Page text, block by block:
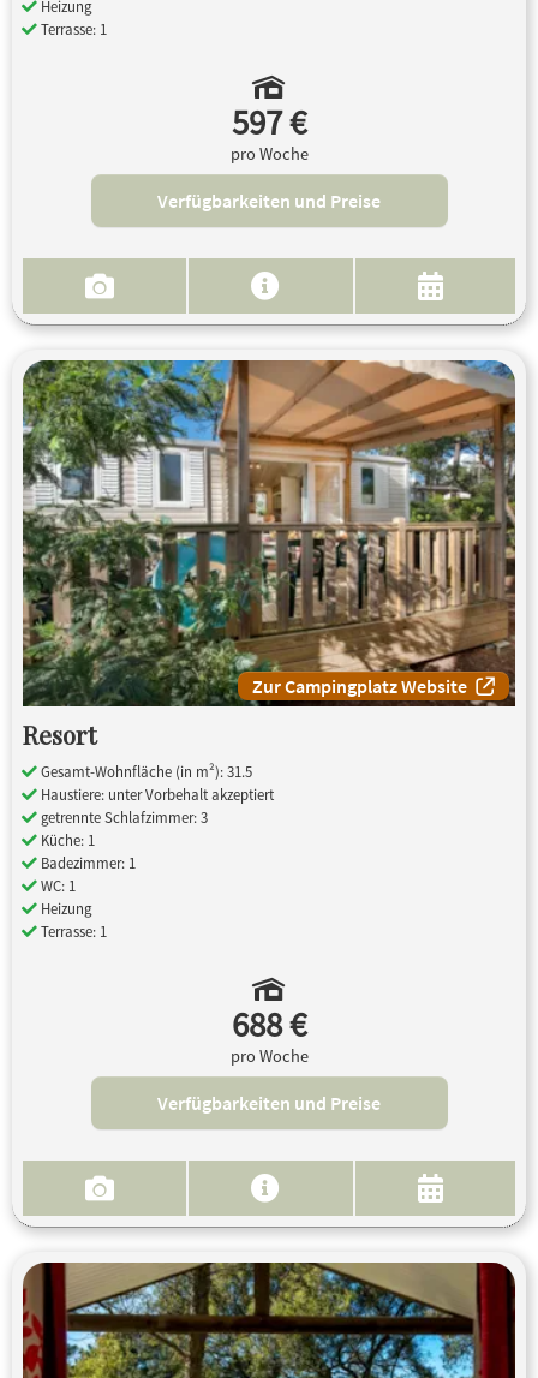
Heizung
Terrasse: 1
597 €
pro Woche
Verfügbarkeiten und Preise
Zur Campingplatz Website
Resort
Gesamt-Wohnfläche (in m²): 31.5
Haustiere: unter Vorbehalt akzeptiert
getrennte Schlafzimmer: 3
Küche: 1
Badezimmer: 1
WC: 1
Heizung
Terrasse: 1
688 €
pro Woche
Verfügbarkeiten und Preise